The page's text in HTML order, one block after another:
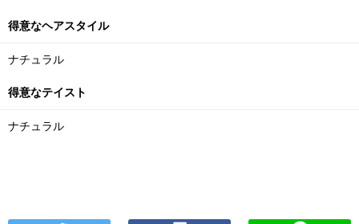
得意なヘアスタイル
ナチュラル
得意なテイスト
ナチュラル